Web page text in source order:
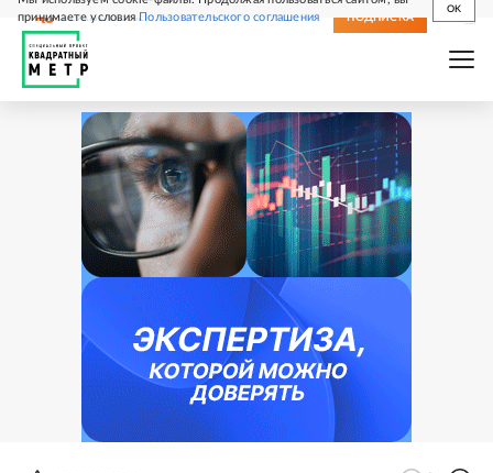
принимаете условияПользовательского соглашения
OK
СВЕЖИЙ НОМЕР ПОДПИСКА